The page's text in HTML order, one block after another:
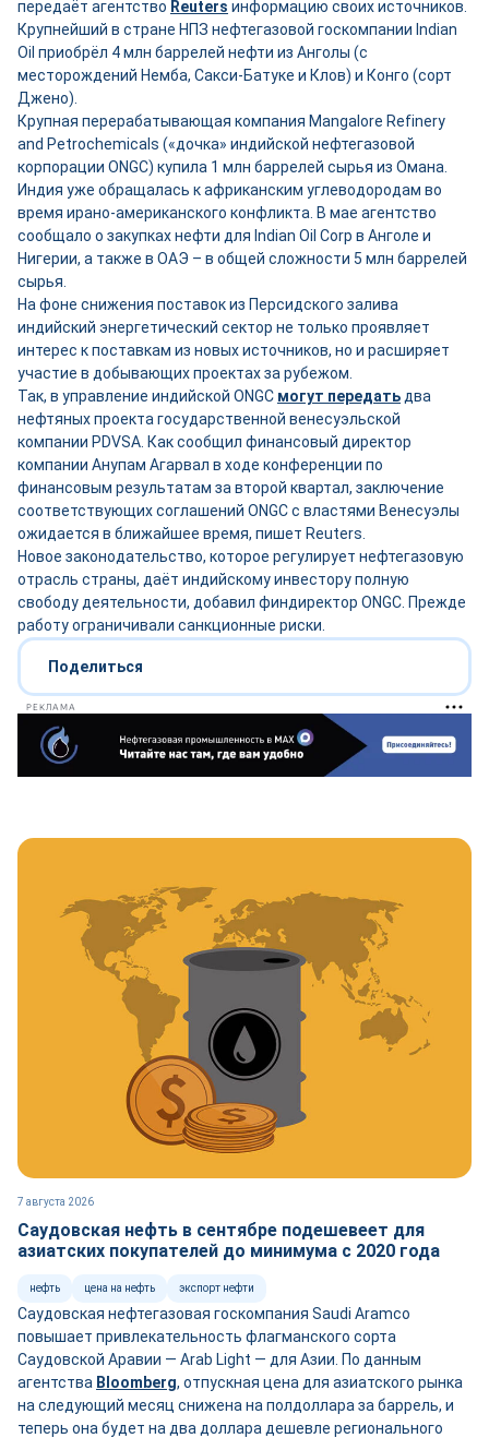
передаёт агентство Reuters информацию своих источников.
Крупнейший в стране НПЗ нефтегазовой госкомпании Indian
Oil приобрёл 4 млн баррелей нефти из Анголы (с
месторождений Немба, Сакси-Батуке и Клов) и Конго (сорт
Джено).
Крупная перерабатывающая компания Mangalore Refinery
and Petrochemicals («дочка» индийской нефтегазовой
корпорации ONGC) купила 1 млн баррелей сырья из Омана.
Индия уже обращалась к африканским углеводородам во
время ирано-американского конфликта. В мае агентство
сообщало о закупках нефти для Indian Oil Corp в Анголе и
Нигерии, а также в ОАЭ – в общей сложности 5 млн баррелей
сырья.
На фоне снижения поставок из Персидского залива
индийский энергетический сектор не только проявляет
интерес к поставкам из новых источников, но и расширяет
участие в добывающих проектах за рубежом.
Так, в управление индийской ONGC могут передать два
нефтяных проекта государственной венесуэльской
компании PDVSA. Как сообщил финансовый директор
компании Анупам Агарвал в ходе конференции по
финансовым результатам за второй квартал, заключение
соответствующих соглашений ONGC с властями Венесуэлы
ожидается в ближайшее время, пишет Reuters.
Новое законодательство, которое регулирует нефтегазовую
отрасль страны, даёт индийскому инвестору полную
свободу деятельности, добавил финдиректор ONGC. Прежде
работу ограничивали санкционные риски.
Поделиться
РЕКЛАМА
7 августа 2026
Саудовская нефть в сентябре подешевеет для
азиатских покупателей до минимума с 2020 года
нефть цена на нефть экспорт нефти
Саудовская нефтегазовая госкомпания Saudi Aramco
повышает привлекательность флагманского сорта
Саудовской Аравии — Arab Light — для Азии. По данным
агентства Bloomberg, отпускная цена для азиатского рынка
на следующий месяц снижена на полдоллара за баррель, и
теперь она будет на два доллара дешевле регионального